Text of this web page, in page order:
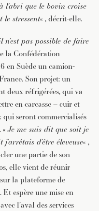
l’abri que le bovin croise
stressent« , décrit-elle.
pas possible de faire
la Confédération
en Suède un camion-
Son projet: un
deux réfrigérées, qui va
en carcasse – cuir et
qui seront commercialisés
«Je me suis dit que soit je
d’être éleveuse« ,
une partie de son
elle vient de réunir
la plateforme de
espère une mise en
l’aval des services